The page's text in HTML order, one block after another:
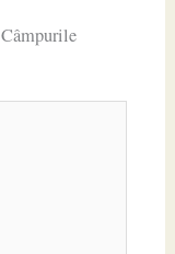
Câmpurile